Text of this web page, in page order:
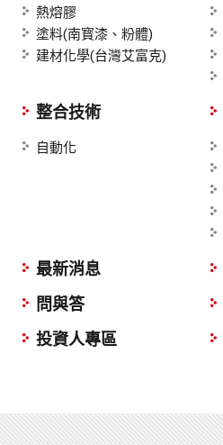
熱熔膠
塗料(南寳漆、粉體)
建材化學(台灣艾富克)
整合技術
自動化
最新消息
問與答
投資人專區